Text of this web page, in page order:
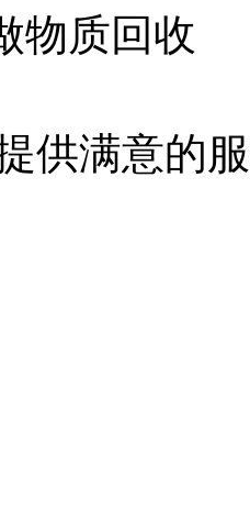
物质回收
供满意的